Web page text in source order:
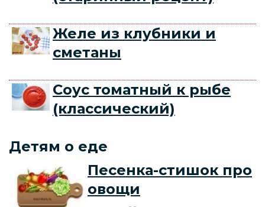
Желе из клубники и
сметаны
Соус томатный к рыбе
(классический)
Детям о еде
Песенка-стишок про
овощи